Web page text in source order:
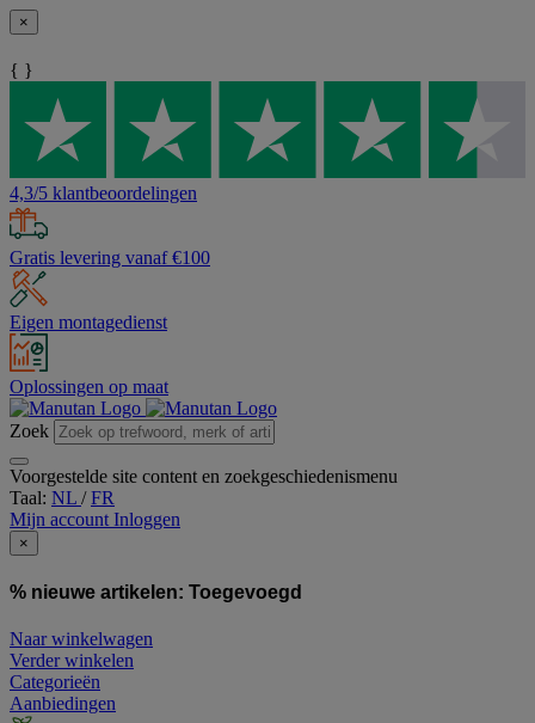
×
{ }
4,3/5 klantbeoordelingen
Gratis levering vanaf €100
Eigen montagedienst
Oplossingen op maat
Zoek
Voorgestelde site content en zoekgeschiedenismenu
Taal: NL /FR
Mijn account Inloggen
×
% nieuwe artikelen: Toegevoegd
Naar winkelwagen
Verder winkelen
Categorieën
Aanbiedingen